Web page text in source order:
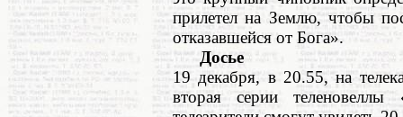
прилетел на Землю, чтобы
отказавшейся от Бога».
Досье
19 декабря, в 20.55, на
вторая серии